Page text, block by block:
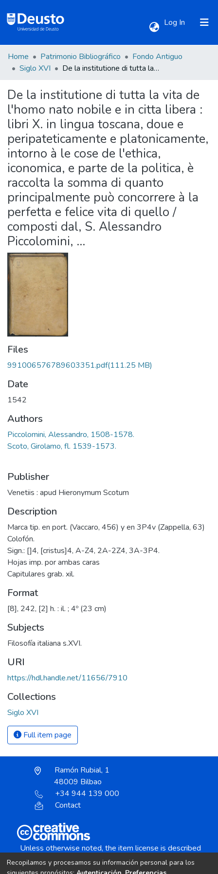
Log In (current)
Communities & Collections
All of DSpace
Statistics
Home Patrimonio Bibliográfico
Fondo Antiguo
Siglo XVI
De la institutione di tutta la vita de l'homo nato nobile e in citta libera : libri X. in lingua toscana, doue e peripateticamente e platonicamente, intorno à le cose de l'ethica, iconomica, e parte de la politica, è raccolta la somma di quanto principalmente può concorrere à la perfetta e felice vita di quello / composti dal, S. Alessandro Piccolomini, ...
De la institutione di tutta la vita de
l'homo nato nobile e in citta libera :
libri X. in lingua toscana, doue e
peripateticamente e platonicamente,
intorno à le cose de l'ethica,
iconomica, e parte de la politica, è
raccolta la somma di quanto
principalmente può concorrere à la
perfetta e felice vita di quello /
composti dal, S. Alessandro
Piccolomini, ...
Files
991006576789603351.pdf(111.25 MB)
Date
1542
Authors
Piccolomini, Alessandro, 1508-1578.
Scoto, Girolamo, fl. 1539-1573.
Publisher
Venetiis : apud Hieronymum Scotum
Description
Marca tip. en port. (Vaccaro, 456) y en 3P4v (Zappella, 63)
Colofón.
Sign.: []4, [cristus]4, A-Z4, 2A-2Z4, 3A-3P4.
Hojas imp. por ambas caras
Capitulares grab. xil.
Format
[8], 242, [2] h. : il. ; 4º (23 cm)
Subjects
Filosofía italiana s.XVI.
URI
https://hdl.handle.net/11656/7910
Collections
Siglo XVI
Full item page
Ramón Rubial, 1
48009 Bilbao
+34 944 139 000
Contact
Unless otherwise noted, the item license is described
as:
Creative Commons Attribution-NonCommercial-
Recopilamos y procesamos su información personal para los